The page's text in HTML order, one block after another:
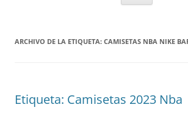
ARCHIVO DE LA ETIQUETA: CAMISETAS NBA NIKE
Etiqueta: Camisetas 2023 Nba